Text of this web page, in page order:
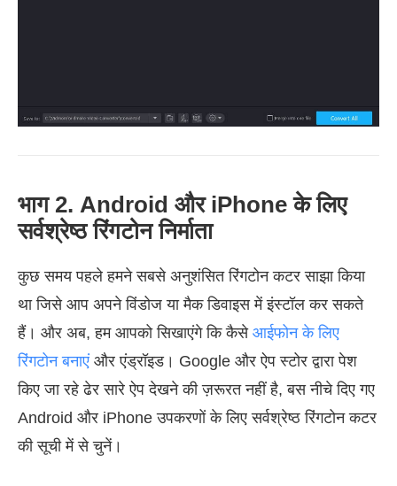
भाग 2. Android और iPhone के लिए
सर्वश्रेष्ठ रिंगटोन निर्माता
कुछ समय पहले हमने सबसे अनुशंसित रिंगटोन कटर साझा किया
था जिसे आप अपने विंडोज या मैक डिवाइस में इंस्टॉल कर सकते
हैं। और अब, हम आपको सिखाएंगे कि कैसे आईफोन के लिए
रिंगटोन बनाएंऔर एंड्रॉइड। Google और ऐप स्टोर द्वारा पेश
किए जा रहे ढेर सारे ऐप देखने की ज़रूरत नहीं है, बस नीचे दिए गए
Android और iPhone उपकरणों के लिए सर्वश्रेष्ठ रिंगटोन कटर
की सूची में से चुनें।